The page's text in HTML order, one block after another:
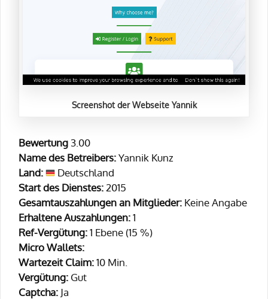
Screenshot der Webseite Yannik
Bewertung 3.00
Name des Betreibers:Yannik Kunz
Land:
Deutschland
Start des Dienstes:2015
Gesamtauszahlungen an Mitglieder: Keine Angabe
Erhaltene Auszahlungen:1
Ref-Vergütung:1 Ebene (15 %)
Micro Wallets:
Wartezeit Claim:10 Min.
Vergütung: Gut
Captcha: Ja